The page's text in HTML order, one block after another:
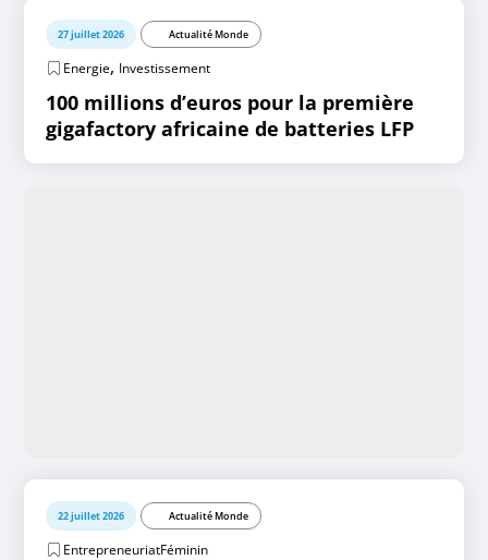
27 juillet 2026 Actualité Monde
Energie, Investissement
100 millions d’euros pour la première
gigafactory africaine de batteries LFP
22 juillet 2026 Actualité Monde
EntrepreneuriatFéminin